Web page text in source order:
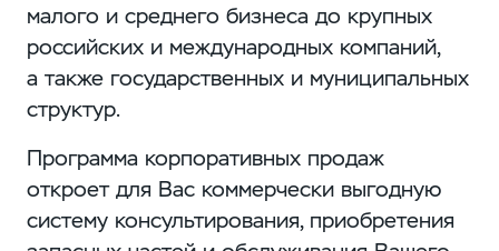
малого и среднего бизнеса до крупных
российских и международных компаний,
а также государственных и муниципальных
структур.
Программа корпоративных продаж
откроет для Вас коммерчески выгодную
систему консультирования, приобретения